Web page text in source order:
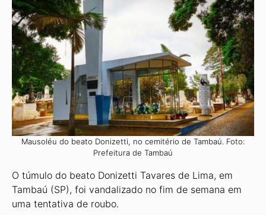
Mausoléu do beato Donizetti, no cemitério de Tambaú. Foto:
Prefeitura de Tambaú
O túmulo do beato Donizetti Tavares de Lima, em
Tambaú (SP), foi vandalizado no fim de semana em
uma tentativa de roubo.